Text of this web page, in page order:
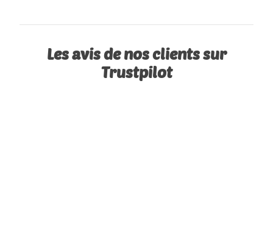
Les avis de nos clients sur
Trustpilot